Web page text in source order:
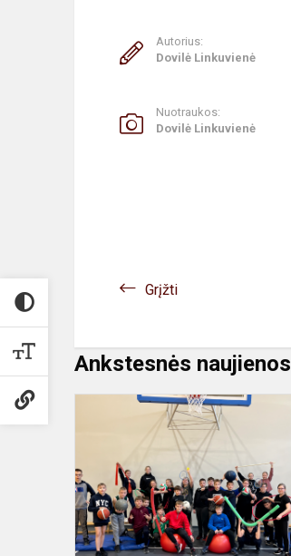
Autorius:
Dovilė Linkuvienė
Nuotraukos:
Dovilė Linkuvienė
Grįžti
Ankstesnės naujienos